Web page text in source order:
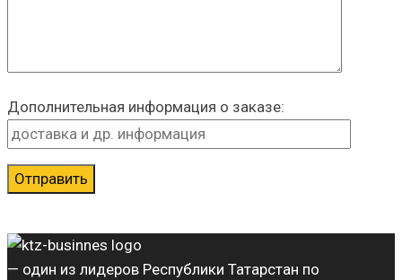
Дополнительная информация о заказе:
— один из лидеров Республики Татарстан по